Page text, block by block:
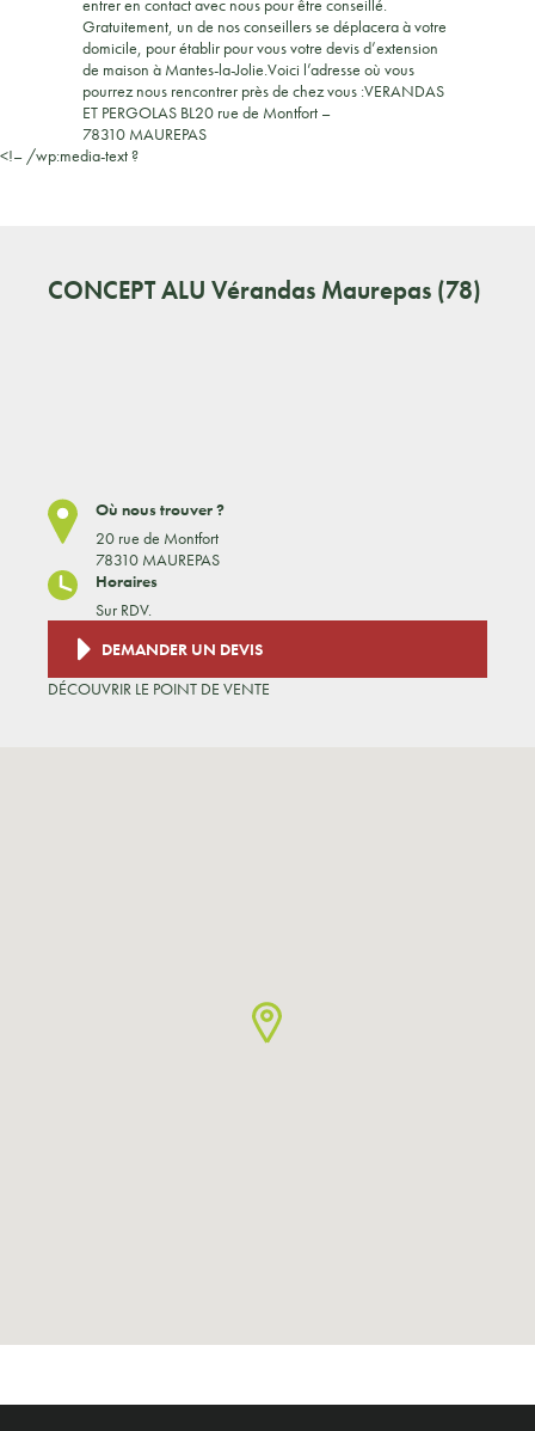
entrer en contact avec nous pour être conseillé.
Gratuitement, un de nos conseillers se déplacera à votre
domicile, pour établir pour vous votre devis d’extension
de maison à Mantes-la-Jolie.Voici l’adresse où vous
pourrez nous rencontrer près de chez vous :VERANDAS
ET PERGOLAS BL20 rue de Montfort –
78310 MAUREPAS
<!– /wp:media-text ?
CONCEPT ALU Vérandas Maurepas (78)
Où nous trouver ?
20 rue de Montfort
78310 MAUREPAS
Horaires
Sur RDV.
DEMANDER UN DEVIS
DÉCOUVRIR LE POINT DE VENTE